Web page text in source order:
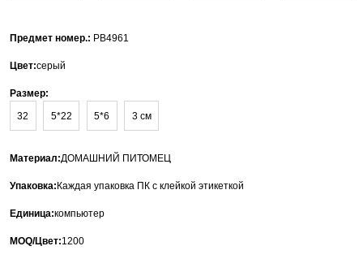
Предмет номер.: PB4961
Цвет:серый
Размер:
32
5*22 5*6 3 см
Материал:ДОМАШНИЙ ПИТОМЕЦ
Упаковка:Каждая упаковка ПК с клейкой этикеткой
Единица:компьютер
MOQ/Цвет:1200